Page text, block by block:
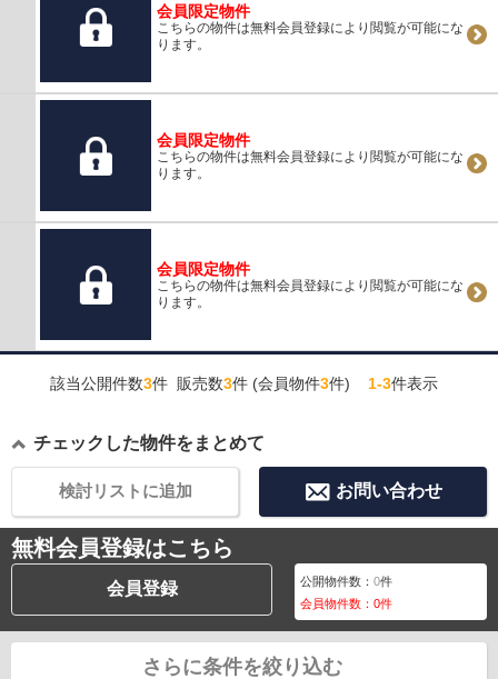
会員限定物件
こちらの物件は無料会員登録により閲覧が可能にな
ります。
会員限定物件
こちらの物件は無料会員登録により閲覧が可能にな
ります。
会員限定物件
こちらの物件は無料会員登録により閲覧が可能にな
ります。
該当公開件数3件 販売数3件 (会員物件3件) 1-3件表示
チェックした物件をまとめて
お問い合わせ
検討リストに追加
無料会員登録はこちら
会員登録 公開物件数：0件
会員物件数：0件
さらに条件を絞り込む